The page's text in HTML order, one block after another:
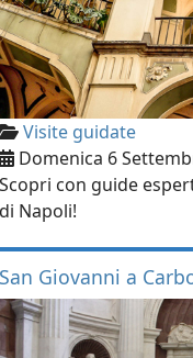
Visite guidate
Domenica 6
Scopri con guide
di Napoli!
San Giovanni a